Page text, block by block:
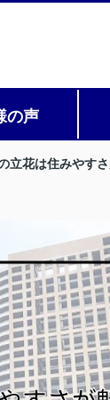
の声
立花は住みやす